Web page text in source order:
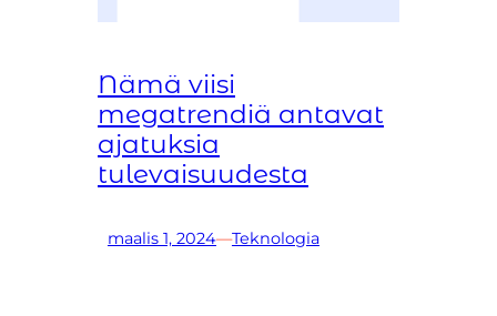
Nämä viisi
megatrendiä antavat
ajatuksia
tulevaisuudesta
maalis 1, 2024—Teknologia